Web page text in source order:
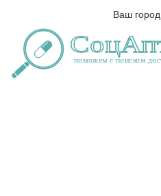
Ваш город